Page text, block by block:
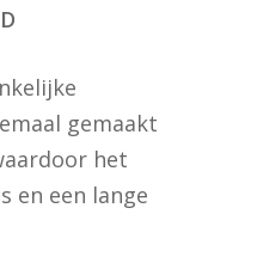
gemaakt
het
en een lange